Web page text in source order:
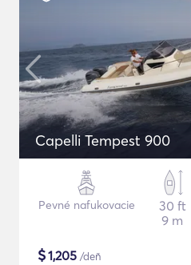
Capelli Tempest 900
Pevné nafukovacie
30 ft
9 m
$1,205 /deň